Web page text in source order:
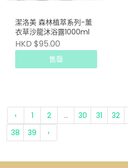
潔洛美 森林植萃系列-薰
衣草沙龍沐浴露1000ml
HKD $95.00
售罄
‹ 1 2 ... 30 31 32
38
39 ›